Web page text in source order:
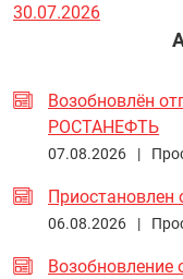
30.07.2026
Возобновлён
РОСТАНЕФТЬ
07.08.2026 |
06.08.2026 |
Возобновление